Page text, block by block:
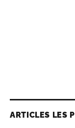
ARTICLES LES